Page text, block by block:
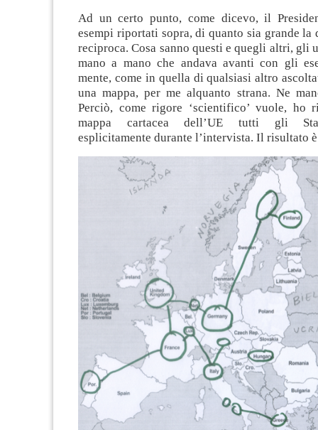
Ad un certo punto, come dicevo, il
esempi riportati sopra, di quanto sia grande la
reciproca. Cosa sanno questi e quegli altri, gli
mano a mano che andava avanti con gli
mente, come in quella di qualsiasi altro
una mappa, per me alquanto strana. Ne
Perciò, come rigore ‘scientifico’ vuole, ho
mappa cartacea dell’UE tutti gli
esplicitamente durante l’intervista. Il risultato